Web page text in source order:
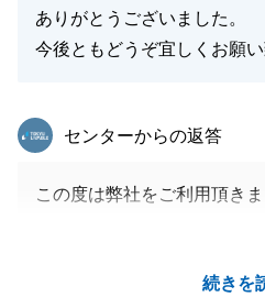
ありがとうございました。
今後ともどうぞ宜しくお願い
続きを
東急リバブル
センターからの返答
この度は弊社をご利用頂き
べてのお手続きを終えるこ